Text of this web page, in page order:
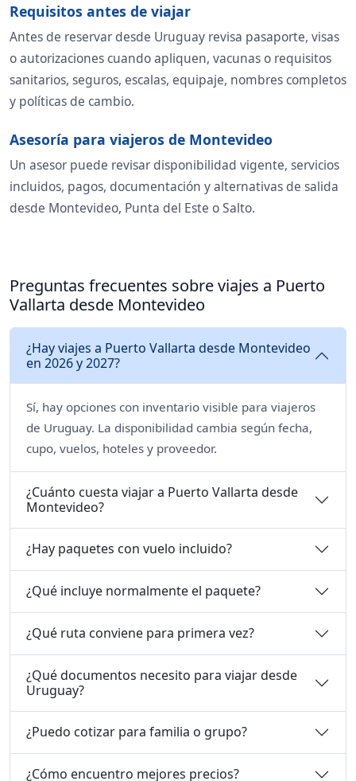
Requisitos antes de viajar
Antes de reservar desde Uruguay revisa pasaporte, visas
o autorizaciones cuando apliquen, vacunas o requisitos
sanitarios, seguros, escalas, equipaje, nombres completos
y políticas de cambio.
Asesoría para viajeros de Montevideo
Un asesor puede revisar disponibilidad vigente, servicios
incluidos, pagos, documentación y alternativas de salida
desde Montevideo, Punta del Este o Salto.
Preguntas frecuentes sobre viajes a Puerto
Vallarta desde Montevideo
¿Hay viajes a Puerto Vallarta desde Montevideo
en 2026 y 2027?
Sí, hay opciones con inventario visible para viajeros
de Uruguay. La disponibilidad cambia según fecha,
cupo, vuelos, hoteles y proveedor.
¿Cuánto cuesta viajar a Puerto Vallarta desde
Montevideo?
¿Hay paquetes con vuelo incluido?
¿Qué incluye normalmente el paquete?
¿Qué ruta conviene para primera vez?
¿Qué documentos necesito para viajar desde
Uruguay?
¿Puedo cotizar para familia o grupo?
¿Cómo encuentro mejores precios?